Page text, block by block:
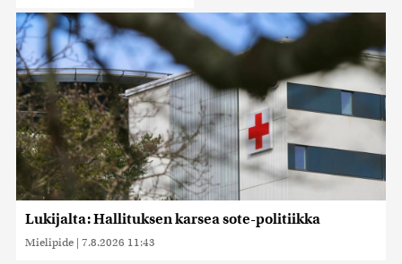
Lukijalta: Hallituksen karsea sote-politiikka
Mielipide | 7.8.2026 11:43